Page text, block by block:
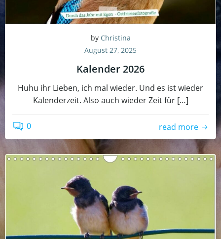
by Christina
August 27, 2025
Kalender 2026
Huhu ihr Lieben, ich mal wieder. Und es ist wieder
Kalenderzeit. Also auch wieder Zeit für […]
0 read more